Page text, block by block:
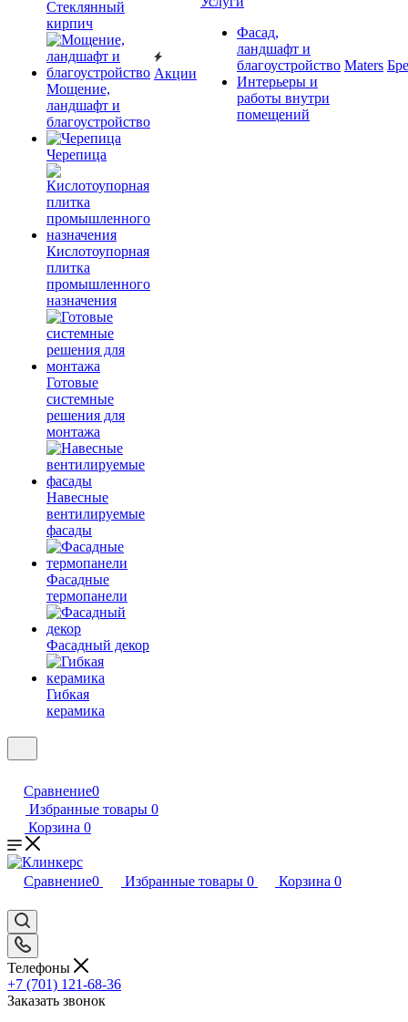
Cтеклянный
кирпич
Мощение,
ландшафт и
благоустройство
Черепица
Кислотоупорная
плитка
промышленного
назначения
Готовые
системные
решения для
монтажа
Навесные
вентилируемые
фасады
Фасадные
термопанели
Фасадный декор
Гибкая
керамика
Акции
Фасад,
ландшафт и
благоустройство
Интерьеры и
работы внутри
помещений
Maters
Сравнение0
Избранные товары 0
Корзина 0
Сравнение0 Избранные товары 0 Корзина 0
Телефоны
+7 (701) 121-68-36
Заказать звонок